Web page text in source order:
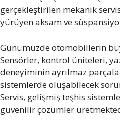
gerçekleştirilen mekanik
yürüyen aksam ve
Günümüzde otomobillerin
Sensörler, kontrol üniteleri,
deneyiminin ayrılmaz
sistemlerde oluşabilecek
Servis, gelişmiş teşhis
güvenilir çözümler